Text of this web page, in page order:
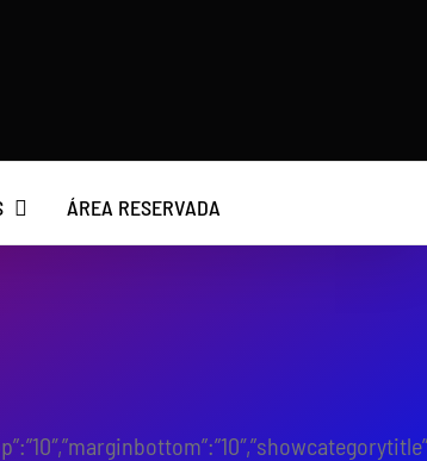
ÁREA RESERVADA